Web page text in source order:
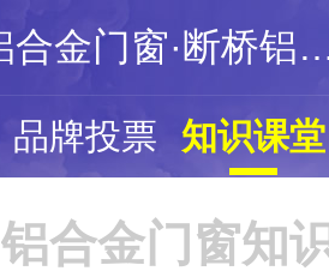
铝合金门窗·
品牌投票 知识课堂
铝合金门窗知